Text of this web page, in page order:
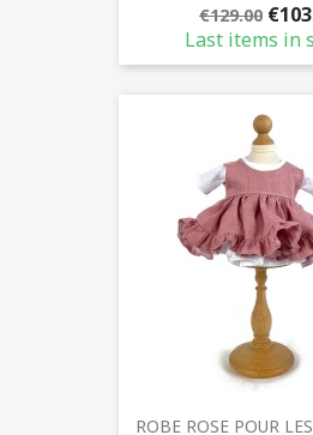
€129.00
Last items in
ROBE ROSE POUR